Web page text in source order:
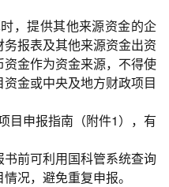
，提供其他来源资金的企
报表及其他来源资金出资
金作为资金来源，不得使
金或中央及地方财政项目
目申报指南（附件1），有
前可利用国科管系统查询
况，避免重复申报。